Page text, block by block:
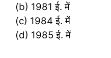
(b) 1981 ई. में
(c) 1984 ई. में
(d) 1985 ई. में